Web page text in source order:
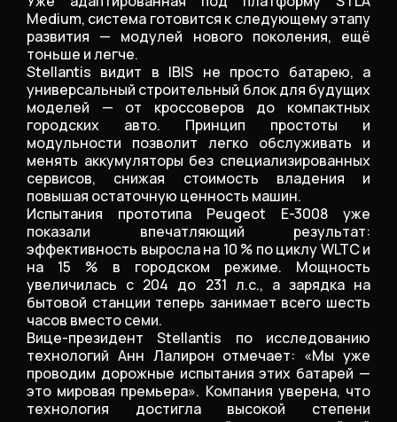
Medium, система готовится к следующему этапу
развития — модулей нового поколения, ещё
тоньше и легче.
Stellantis видит в IBIS не просто батарею, а
универсальный строительный блок для будущих
моделей — от кроссоверов до компактных
городских авто. Принцип простоты и
модульности позволит легко обслуживать и
менять аккумуляторы без специализированных
сервисов, снижая стоимость владения и
повышая остаточную ценность машин.
Испытания прототипа Peugeot E-3008 уже
показали впечатляющий результат:
эффективность выросла на 10 % по циклу WLTC и
на 15 % в городском режиме. Мощность
увеличилась с 204 до 231 л.с., а зарядка на
бытовой станции теперь занимает всего шесть
часов вместо семи.
Вице-президент Stellantis по исследованию
технологий Анн Лалирон отмечает: «Мы уже
проводим дорожные испытания этих батарей —
это мировая премьера». Компания уверена, что
технология достигла высокой степени